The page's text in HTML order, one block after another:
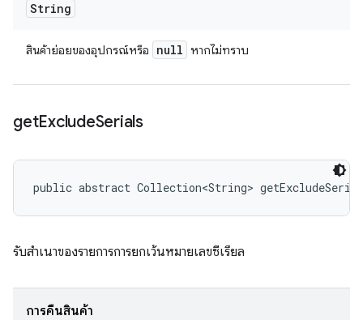
String
สินค้าย่อยของอุปกรณ์หรือ null หากไม่ทราบ
getExcludeSerials
public abstract Collection<String>
รับสำเนาของรายการการยกเว้นหมายเลขซีเรียล
การคืนสินค้า